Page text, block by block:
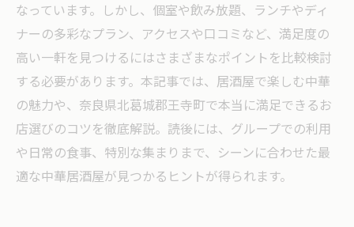
なっています。しかし、個室や飲み放題、ランチやディ
ナーの多彩なプラン、アクセスや口コミなど、満足度の
高い一軒を見つけるにはさまざまなポイントを比較検討
する必要があります。本記事では、居酒屋で楽しむ中華
の魅力や、奈良県北葛城郡王寺町で本当に満足できるお
店選びのコツを徹底解説。読後には、グループでの利用
や日常の食事、特別な集まりまで、シーンに合わせた最
適な中華居酒屋が見つかるヒントが得られます。